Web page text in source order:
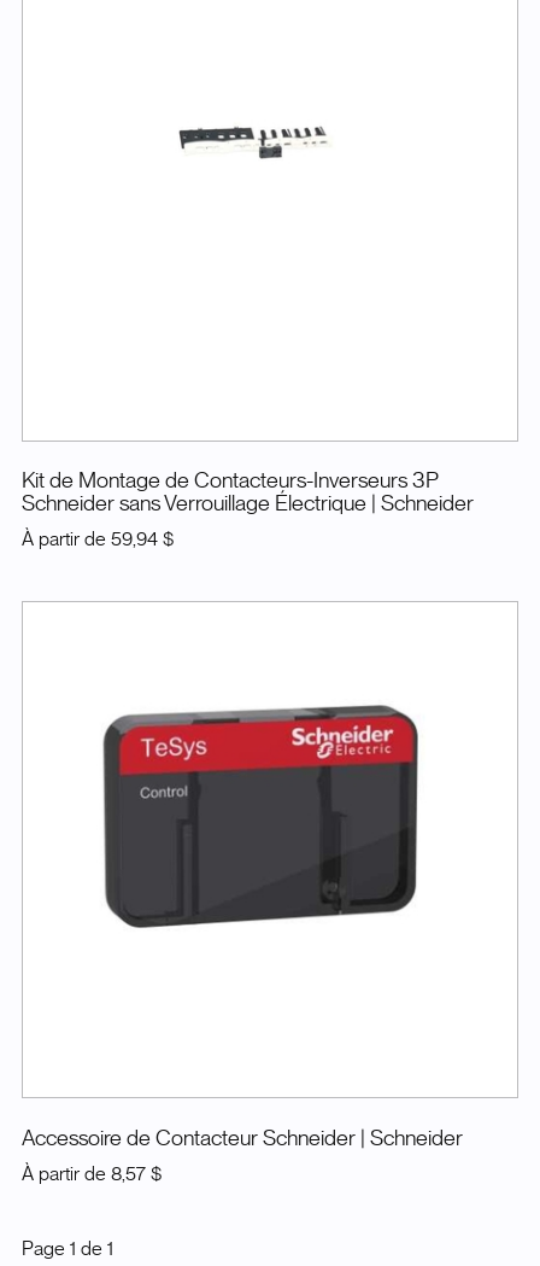
Kit de Montage de Contacteurs-Inverseurs 3P
Schneider sans Verrouillage Électrique
| Schneider
À partir de 59,94 $
Accessoire de Contacteur Schneider | Schneider
À partir de 8,57 $
Page 1 de 1